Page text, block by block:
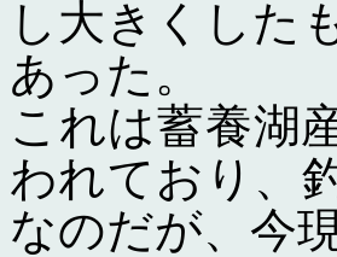
し大きくした
あった。
これは蓄養湖
われており、
なのだが、今